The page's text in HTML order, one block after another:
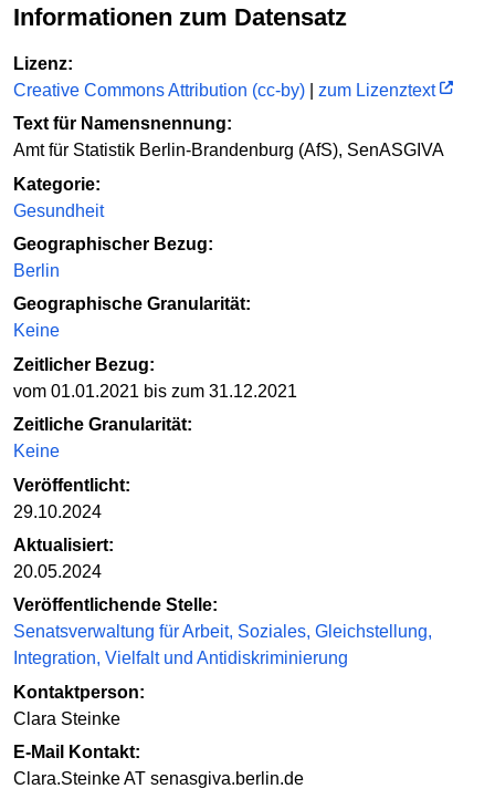
Informationen zum Datensatz
Lizenz:
Creative Commons Attribution (cc-by)
zum Lizenztext
Text für Namensnennung:
Amt für Statistik Berlin-Brandenburg (AfS), SenASGIVA
Kategorie:
Gesundheit
Geographischer Bezug:
Berlin
Geographische Granularität:
Keine
Zeitlicher Bezug:
vom 01.01.2021 bis zum 31.12.2021
Zeitliche Granularität:
Keine
Veröffentlicht:
29.10.2024
Aktualisiert:
20.05.2024
Veröffentlichende Stelle:
Senatsverwaltung für Arbeit, Soziales, Gleichstellung,
Integration, Vielfalt und Antidiskriminierung
Kontaktperson:
Clara Steinke
E-Mail Kontakt:
Clara.Steinke AT senasgiva.berlin.de